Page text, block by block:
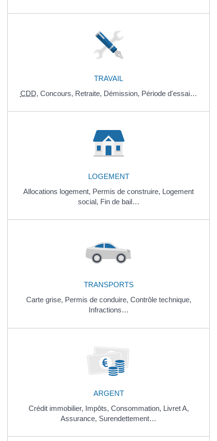
TRAVAIL
CDD, Concours, Retraite, Démission, Période d'essai…
LOGEMENT
Allocations logement, Permis de construire, Logement
social, Fin de bail…
TRANSPORTS
Carte grise, Permis de conduire, Contrôle technique,
Infractions…
ARGENT
Crédit immobilier, Impôts, Consommation, Livret A,
Assurance, Surendettement…